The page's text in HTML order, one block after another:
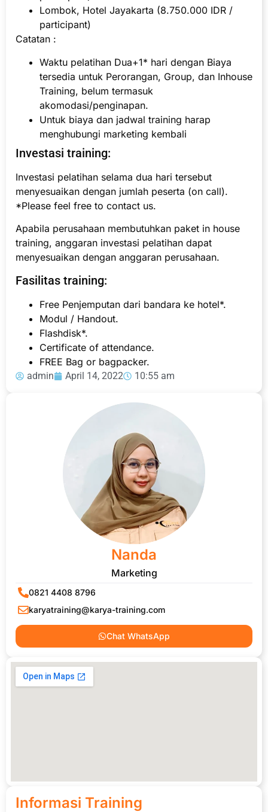
Lombok, Hotel Jayakarta (8.750.000 IDR /
participant)
Catatan :
Waktu pelatihan Dua+1* hari dengan Biaya
tersedia untuk Perorangan, Group, dan Inhouse
Training, belum termasuk
akomodasi/penginapan.
Untuk biaya dan jadwal training harap
menghubungi marketing kembali
Investasi training:
Investasi pelatihan selama dua hari tersebut
menyesuaikan dengan jumlah peserta (on call).
*Please feel free to contact us.
Apabila perusahaan membutuhkan paket in house
training, anggaran investasi pelatihan dapat
menyesuaikan dengan anggaran perusahaan.
Fasilitas training:
Free Penjemputan dari bandara ke hotel*.
Modul / Handout.
Flashdisk*.
Certificate of attendance.
FREE Bag or bagpacker.
admin April 14, 2022 10:55 am
Nanda
Marketing
0821 4408 8796
karyatraining@karya-training.com
Chat WhatsApp
Informasi Training